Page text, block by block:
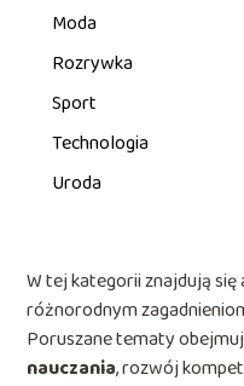
Moda
Rozrywka
Sport
Technologia
Uroda
W tej kategorii znajdują
różnorodnym
Poruszane tematy
nauczania, rozwój